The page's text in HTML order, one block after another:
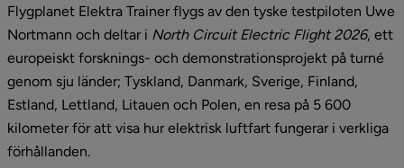
Flygplanet Elektra Trainer flygs av den tyske testpiloten Uwe
Nortmann och deltar i North Circuit Electric Flight 2026, ett
europeiskt forsknings- och demonstrationsprojekt på turné
genom sju länder; Tyskland, Danmark, Sverige, Finland,
Estland, Lettland, Litauen och Polen, en resa på 5 600
kilometer för att visa hur elektrisk luftfart fungerar i verkliga
förhållanden.